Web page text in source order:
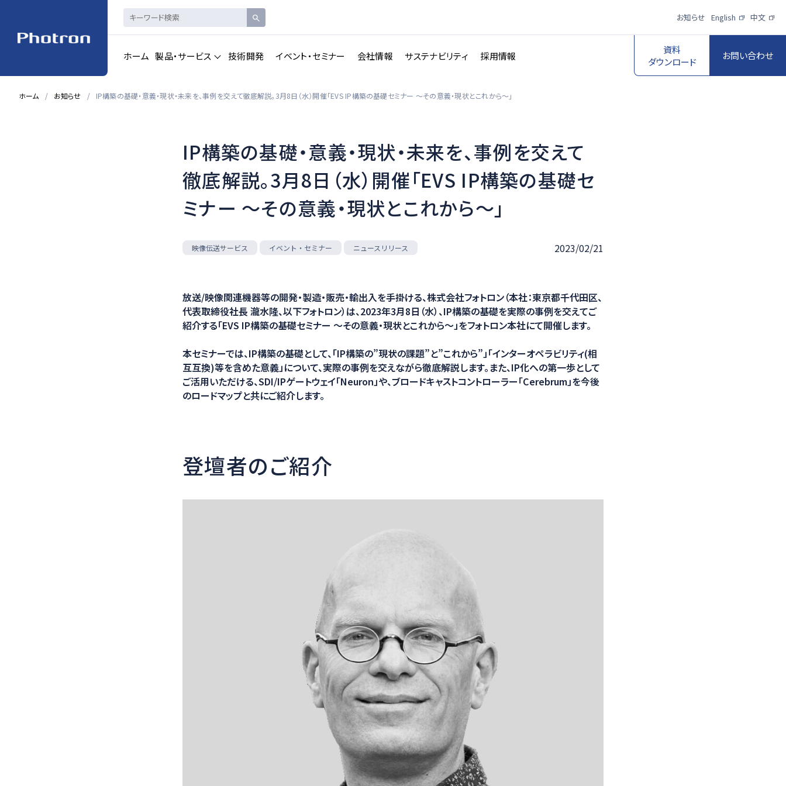
ホーム 製品・サービス 技術開発 イベント・セミナー 会社情報 サステナビリティ 採用情報
資料
ダウンロード
お問い合わせ
お知らせ English 中文
CAD製品
一覧を見る
映像伝送サービス
一覧を見る
講義収録・講義動
画配信システム
一覧を見る
スポーツ映像伝
送・制作プロダク
ションサービス
ホーム お知らせ IP構築の基礎・意義・現状・未来を、事例を交えて徹底解説。3月8日（水）開催「EVS IP構築の基礎セミナー ～その意義・現状とこれから～」
IP構築の基礎・意義・現状・未来を、事例を交えて
徹底解説。3月8日（水）開催「EVS IP構築の基礎セ
ミナー ～その意義・現状とこれから～」
映像伝送サービス イベント・セミナー ニュースリリース 2023/02/21
放送/映像関連機器等の開発・製造・販売・輸出入を手掛ける、株式会社フォトロン（本社：東京都千代田区、
代表取締役社長 瀧水隆、以下フォトロン）は、2023年3月8日（水）、IP構築の基礎を実際の事例を交えてご
紹介する「EVS IP構築の基礎セミナー ～その意義・現状とこれから～」をフォトロン本社にて開催します。
本セミナーでは、IP構築の基礎として、「IP構築の”現状の課題”と”これから”」「インターオペラビリティ(相
互互換)等を含めた意義」について、実際の事例を交えながら徹底解説します。また、IP化への第一歩として
ご活用いただける、SDI/IPゲートウェイ「Neuron」や、ブロードキャストコントローラー「Cerebrum」を今後
のロードマップと共にご紹介します。
登壇者のご紹介